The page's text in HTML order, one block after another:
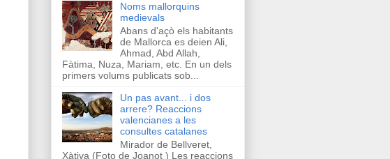
Noms mallorquins
medievals
Abans d'açò els habitants
de Mallorca es deien Ali,
Ahmad, Abd Allah,
Fàtima, Nuza, Mariam, etc. En un dels
primers volums publicats sob...
Un pas avant... i dos
arrere? Reaccions
valencianes a les
consultes catalanes
Mirador de Bellveret,
Xàtiva (Foto de Joanot ) Les reaccions